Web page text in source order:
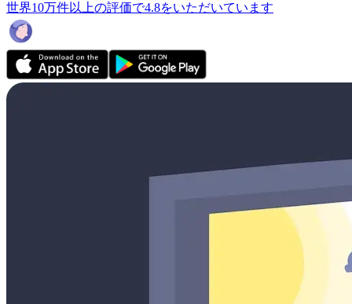
世界10万件以上の評価で4.8をいただいています